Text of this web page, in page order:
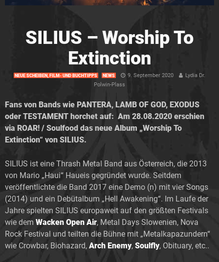
SILIUS – Worship To
Extinction
NEUE SCHEIBEN, FILM- UND BUCHTIPPS NEWS 9. September 2020
Lydia Dr.
Polwin-Plass
Fans von Bands wie PANTERA, LAMB OF GOD, EXODUS
oder TESTAMENT horchet auf: Am 28.08.2020 erschien
via ROAR! / Soulfood das neue Album „Worship To
Extinction“ von SILIUS.
SILIUS ist eine Thrash Metal Band aus Österreich, die 2013
von Mario „Haui“ Haueis gegründet wurde. Seitdem
veröffentlichte die Band 2017 eine Demo (n) mit vier Songs
(2014) und ein Debütalbum „Hell Awakening“. Im Laufe der
Jahre spielten SILIUS europaweit auf den größten Festivals
wie dem Wacken Open Air, Metal Days Slowenien, Nova
Rock Festival und teilten die Bühne mit „Metalkapazundern“
wie Crowbar, Biohazard, Arch Enemy, Soulfly, Obituary, etc..